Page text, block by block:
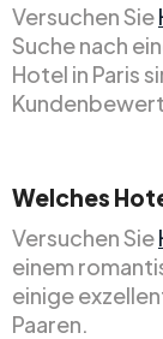
Versuchen Sie
Suche nach
Hotel in Paris
Welches
Versuchen Sie
einem
einige
Paaren.